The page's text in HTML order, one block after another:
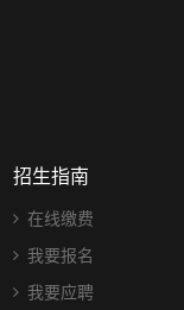
招生指南
在线缴费
我要报名
我要应聘